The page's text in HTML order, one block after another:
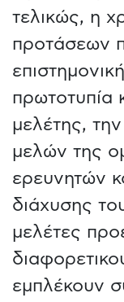
τελικώς, η
προτάσεων
πρωτοτυπία
μελέτης,
μελών της
ερευνητών
διάχυσης
μελέτες
εμπλέκουν